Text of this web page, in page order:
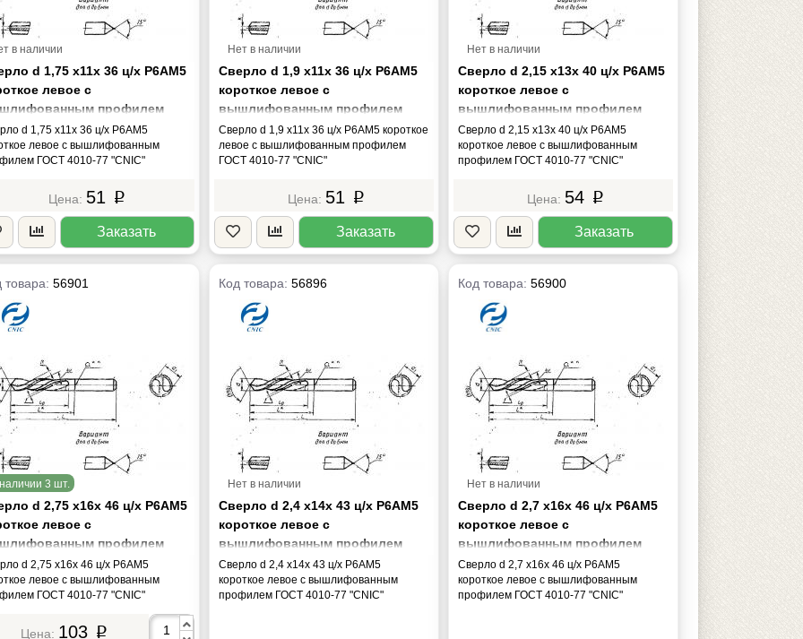
в наличии
d 1,75 х11х 36 ц/х Р6АМ5
левое с
профилем
4010-77 "CNIC"
d 1,75 х11х 36 ц/х Р6АМ5
левое с вышлифованным
ГОСТ 4010-77 "CNIC"
51 p
Заказать
Нет в наличии
Сверло d 1,9 х11х 36 ц/х Р6АМ5
короткое левое с
вышлифованным профилем
ГОСТ 4010-77 "CNIC"
Сверло d 1,9 х11х 36 ц/х Р6АМ5 короткое
левое с вышлифованным профилем
ГОСТ 4010-77 "CNIC"
51 p
Заказать
Нет в наличии
Сверло d 2,15 х13х 40 ц/х Р6АМ5
короткое левое с
вышлифованным профилем
ГОСТ 4010-77 "CNIC"
Сверло d 2,15 х13х 40 ц/х Р6АМ5
короткое левое с вышлифованным
профилем ГОСТ 4010-77 "CNIC"
54 p
Заказать
товара: 56901
3 шт.
d 2,75 х16х 46 ц/х Р6АМ5
левое с
профилем
4010-77 "CNIC"
d 2,75 х16х 46 ц/х Р6АМ5
левое с вышлифованным
ГОСТ 4010-77 "CNIC"
103 p
Код товара:56896
Нет в наличии
Сверло d 2,4 х14х 43 ц/х Р6АМ5
короткое левое с
вышлифованным профилем
ГОСТ 4010-77 "CNIC"
Сверло d 2,4 х14х 43 ц/х Р6АМ5
короткое левое с вышлифованным
профилем ГОСТ 4010-77 "CNIC"
Код товара:56900
Нет в наличии
Сверло d 2,7 х16х 46 ц/х Р6АМ5
короткое левое с
вышлифованным профилем
ГОСТ 4010-77 "CNIC"
Сверло d 2,7 х16х 46 ц/х Р6АМ5
короткое левое с вышлифованным
профилем ГОСТ 4010-77 "CNIC"